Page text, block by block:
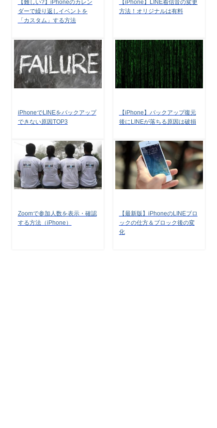
【難しい?】iPhoneのカレン
ダーで繰り返しイベントを
「カスタム」する方法
【iPhone】LINE着信音の変更
方法！オリジナルは有料
iPhoneでLINEをバックアップ
できない原因TOP3
【iPhone】バックアップ復元
後にLINEが落ちる原因は破損
Zoomで参加人数を表示・確認
する方法（iPhone）
【最新版】iPhoneのLINEブロ
ックの仕方＆ブロック後の変
化